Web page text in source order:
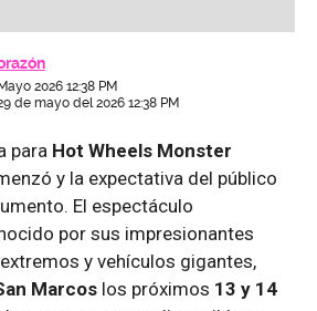
2026 12:38 PM
de mayo del 2026 12:38 PM
para Hot Wheels Monster
y la expectativa del público
El espectáculo
por sus impresionantes
y vehículos gigantes,
Marcos los próximos 13 y 14